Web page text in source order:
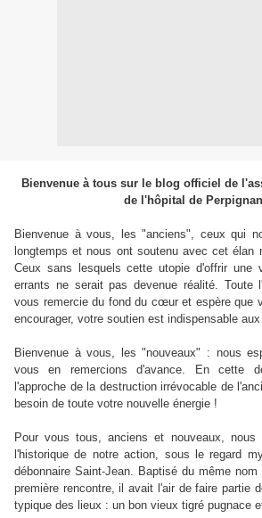
Bienvenue à tous sur le blog officiel de
de l'hôpital de
Bienvenue à vous, les "anciens", ceux qui
longtemps et nous ont soutenu avec cet élan
Ceux sans lesquels cette utopie d'offrir une
errants ne serait pas devenue réalité. Toute
vous remercie du fond du cœur et espère que
encourager, votre soutien est indispensable
Bienvenue à vous, les "nouveaux" : nous
vous en remercions d'avance. En cette
l'approche de la destruction irrévocable de
besoin de toute votre nouvelle énergie !
Pour vous tous, anciens et nouveaux, nous
l'historique de notre action, sous le regard
débonnaire Saint-Jean. Baptisé du même
première rencontre, il avait l'air de faire partie
typique des lieux : un bon vieux tigré pugnace